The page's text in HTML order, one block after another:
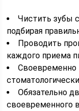
Чистить зубы
подбирая
Проводить
каждого приема
Своевременно
Обязательно
своевременного